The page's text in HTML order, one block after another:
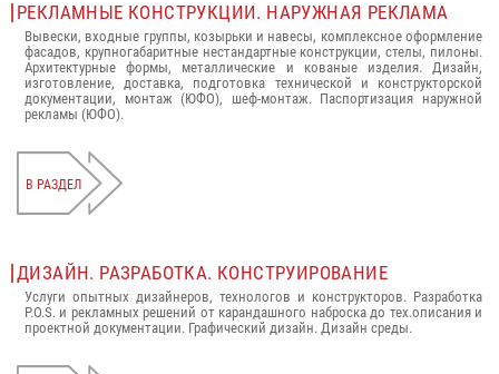
РЕКЛАМНЫЕ КОНСТРУКЦИИ. НАРУЖНАЯ РЕКЛАМА
Вывески, входные группы, козырьки и навесы, комплексное оформление
фасадов, крупногабаритные нестандартные конструкции, стелы, пилоны.
Архитектурные формы, металлические и кованые изделия. Дизайн,
изготовление, доставка, подготовка технической и конструкторской
документации, монтаж (ЮФО), шеф-монтаж. Паспортизация наружной
рекламы (ЮФО).
В РАЗДЕЛ
ДИЗАЙН. РАЗРАБОТКА. КОНСТРУИРОВАНИЕ
Услуги опытных дизайнеров, технологов и конструкторов. Разработка
P.O.S. и рекламных решений от карандашного наброска до тех.описания и
проектной документации. Графический дизайн. Дизайн среды.